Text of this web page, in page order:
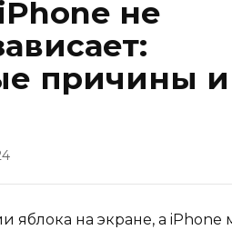
не
причины
на экране, а iPhone